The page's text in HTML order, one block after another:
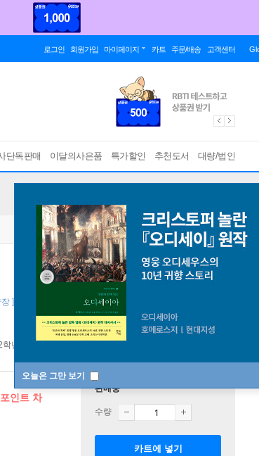
로그인 회원가입 마이페이지 카트 주문/배송 고객센터
단독판매 이달의사은품 특가할인 추천도서 대량/법인
오늘은 그만 보기
장 ]
학년 top100 1주
인트 차
판매중
수량
카트에 넣기